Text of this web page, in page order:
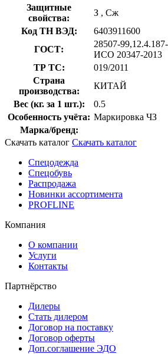
Защитные
свойства:
З , Сж
Код ТН ВЭД:
6403911600
ГОСТ:
28507-
ИСО 20347-2013
ТР ТС:
019/2011
Страна
производства:
КИТАЙ
Вес (кг. за 1 шт.):
0.5
Особенность учёта: Маркировка ЧЗ
Марка/бренд:
Скачать каталог Скачать каталог
Спецодежда
Спецобувь
Распродажа
Новинки ассортимента
PROFLINE
Компания
О компании
Услуги
Контакты
Партнёрство
Дилеры
Стать дилером
Договор на поставку
Договор оферты
Доп.соглашение ЭДО